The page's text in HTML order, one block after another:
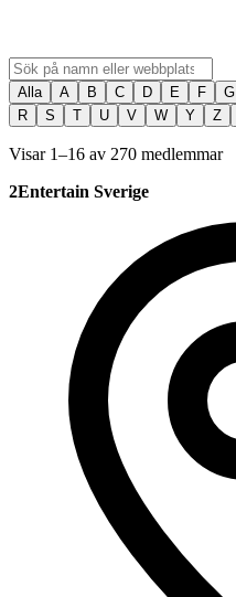
Alla A B C D E F G
R
S T U V W Y Z
Visar 1–16 av 270 medlemmar
2Entertain Sverige